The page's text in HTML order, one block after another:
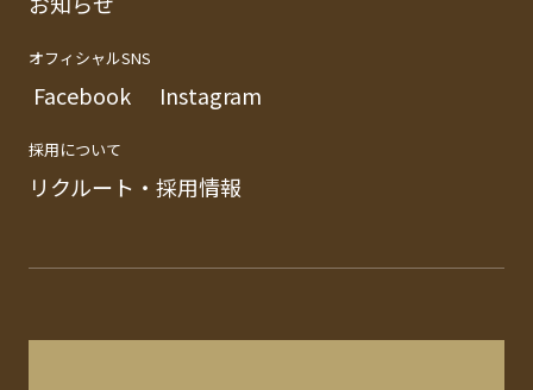
オフィシャルSNS
Facebook Instagram
採用について
リクルート・採用情報